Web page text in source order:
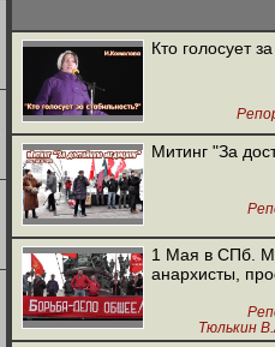
Кто голосует
Митинг "За
1 Мая в СПб.
анархисты,
Тюлькин